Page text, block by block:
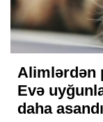
Alimlərdən
Evə
daha